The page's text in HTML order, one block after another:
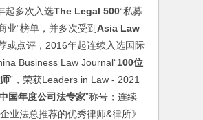
多次入选The Legal 500“私募
业”榜单，并多次受到Asia Law
或点评，2016年起连续入选国际
Business Law Journal“100位
”，荣获Leaders in Law - 2021
国年度公司法专家”称号；连续
业法总推荐的优秀律师&律所》